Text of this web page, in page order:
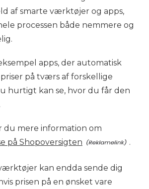
af smarte værktøjer og apps,
processen både nemmere og
apps, der automatisk
på tværs af forskellige
hurtigt kan se, hvor du får den
du mere information om
på Shopoversigten
.
kan endda sende dig
prisen på en ønsket vare